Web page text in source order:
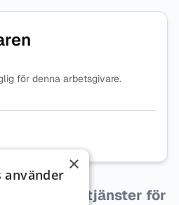
för denna arbetsgivare.
inga lediga tjänster för
×
använder